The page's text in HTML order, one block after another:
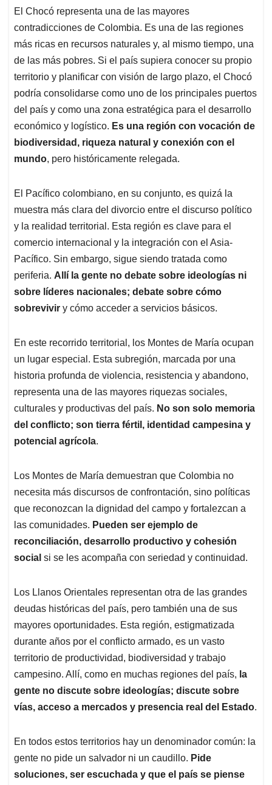
El Chocó representa una de las mayores
contradicciones de Colombia. Es una de las regiones
más ricas en recursos naturales y, al mismo tiempo, una
de las más pobres. Si el país supiera conocer su propio
territorio y planificar con visión de largo plazo, el Chocó
podría consolidarse como uno de los principales puertos
del país y como una zona estratégica para el desarrollo
económico y logístico. Es una región con vocación de
biodiversidad, riqueza natural y conexión con el
mundo, pero históricamente relegada.
El Pacífico colombiano, en su conjunto, es quizá la
muestra más clara del divorcio entre el discurso político
y la realidad territorial. Esta región es clave para el
comercio internacional y la integración con el Asia-
Pacífico. Sin embargo, sigue siendo tratada como
periferia. Allí la gente no debate sobre ideologías ni
sobre líderes nacionales; debate sobre cómo
sobrevivir y cómo acceder a servicios básicos.
En este recorrido territorial, los Montes de María ocupan
un lugar especial. Esta subregión, marcada por una
historia profunda de violencia, resistencia y abandono,
representa una de las mayores riquezas sociales,
culturales y productivas del país. No son solo memoria
del conflicto; son tierra fértil, identidad campesina y
potencial agrícola.
Los Montes de María demuestran que Colombia no
necesita más discursos de confrontación, sino políticas
que reconozcan la dignidad del campo y fortalezcan a
las comunidades. Pueden ser ejemplo de
reconciliación, desarrollo productivo y cohesión
social si se les acompaña con seriedad y continuidad.
Los Llanos Orientales representan otra de las grandes
deudas históricas del país, pero también una de sus
mayores oportunidades. Esta región, estigmatizada
durante años por el conflicto armado, es un vasto
territorio de productividad, biodiversidad y trabajo
campesino. Allí, como en muchas regiones del país, la
gente no discute sobre ideologías; discute sobre
vías, acceso a mercados y presencia real del Estado.
En todos estos territorios hay un denominador común: la
gente no pide un salvador ni un caudillo. Pide
soluciones, ser escuchada y que el país se piense